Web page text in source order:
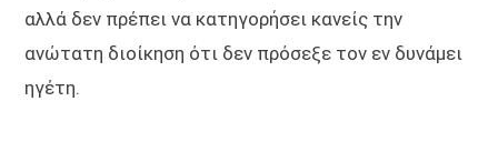
αλλά δεν πρέπει να κατηγορήσει κανείς την
ανώτατη διοίκηση ότι δεν πρόσεξε τον εν δυνάμει
ηγέτη.